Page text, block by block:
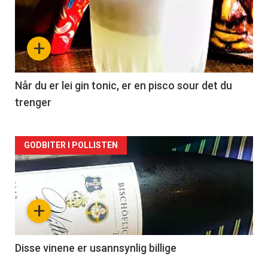
akkurat
nå
-
2
+
Når du er lei gin tonic, er en pisco sour det du
trenger
Forsiden
akkurat
nå
3
+
GODBITER I POLLISTEN
Disse vinene er usannsynlig billige